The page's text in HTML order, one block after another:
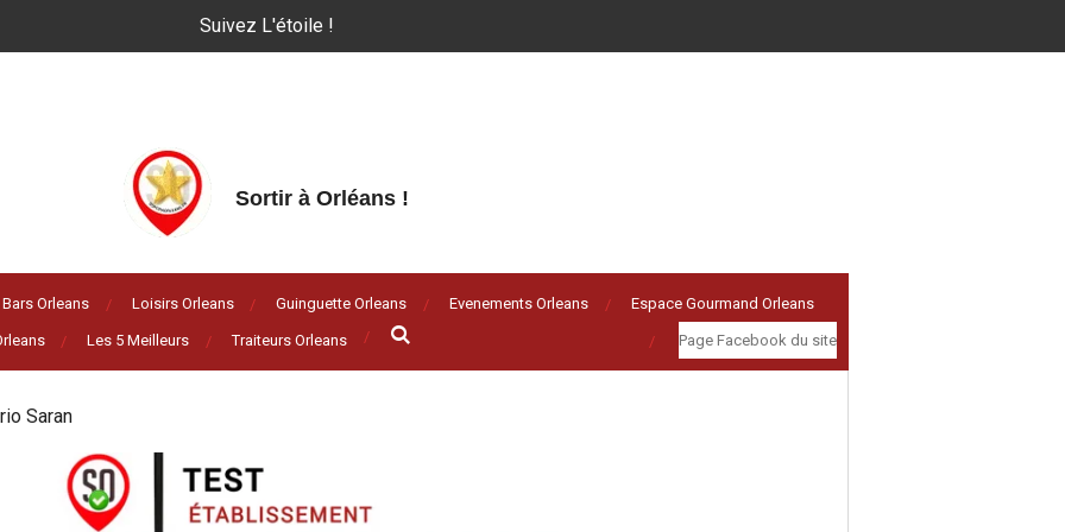
Suivez L'étoile !
Sortir à Orléans !
Bars Orleans Loisirs Orleans Guinguette Orleans Evenements Orleans Espace Gourmand Orleans
Les 5 Meilleurs Traiteurs Orleans Page Facebook du site
Saran